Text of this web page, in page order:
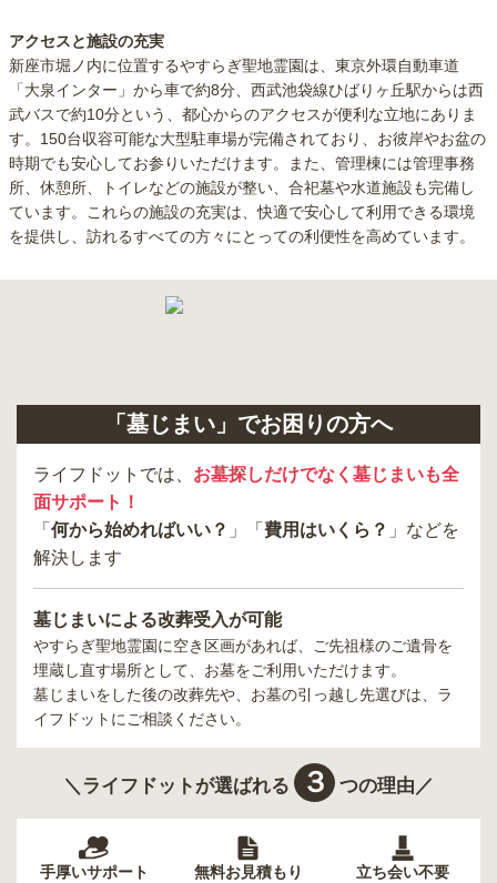
アクセスと施設の充実
新座市堀ノ内に位置するやすらぎ聖地霊園は、東京外環自動車道
「大泉インター」から車で約8分、西武池袋線ひばりヶ丘駅からは西
武バスで約10分という、都心からのアクセスが便利な立地にありま
す。150台収容可能な大型駐車場が完備されており、お彼岸やお盆の
時期でも安心してお参りいただけます。また、管理棟には管理事務
所、休憩所、トイレなどの施設が整い、合祀墓や水道施設も完備し
ています。これらの施設の充実は、快適で安心して利用できる環境
を提供し、訪れるすべての方々にとっての利便性を高めています。
「墓じまい」でお困りの方へ
ライフドットでは、 お墓探しだけでなく墓じまいも全
面サポート！
「 何から始めればいい？ 」「 費用はいくら？ 」などを
解決します
墓じまいによる改葬受入が可能
やすらぎ聖地霊園に空き区画があれば、ご先祖様のご遺骨を
埋蔵し直す場所として、お墓をご利用いただけます。
墓じまいをした後の改葬先や、お墓の引っ越し先選びは、ラ
イフドットにご相談ください。
＼ライフドットが選ばれる ３ つの理由／
手厚いサポート 無料お見積もり 立ち会い不要